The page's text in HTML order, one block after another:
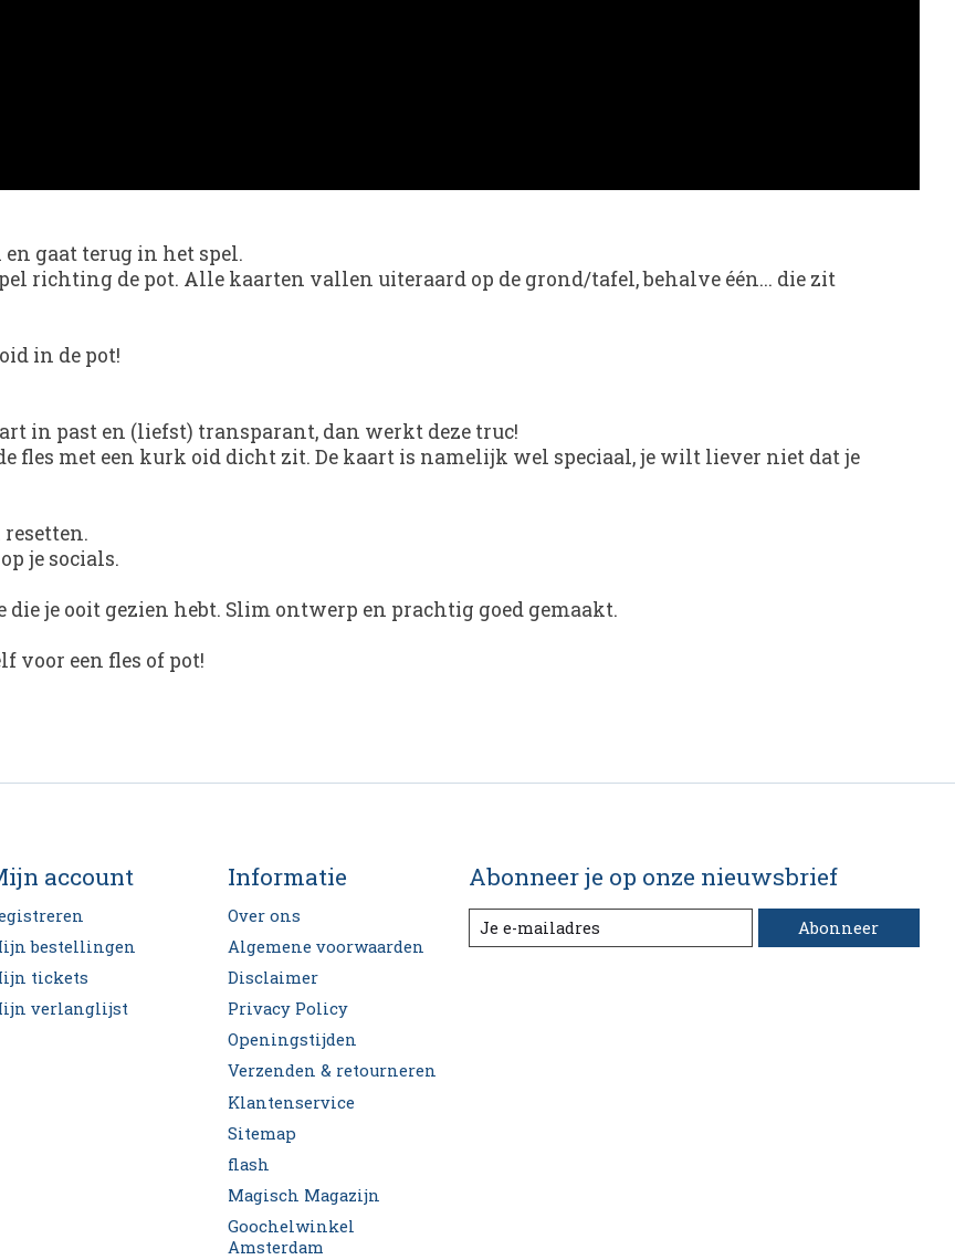
gaat terug in het spel.
richting de pot. Alle kaarten vallen uiteraard op de grond/tafel, behalve één... die zit
in de pot!
in past en (liefst) transparant, dan werkt deze truc!
fles met een kurk oid dicht zit. De kaart is namelijk wel speciaal, je wilt liever niet dat je
je socials.
je ooit gezien hebt. Slim ontwerp en prachtig goed gemaakt.
voor een fles of pot!
account
bestellingen
tickets
verlanglijst
Informatie
Over ons
Algemene voorwaarden
Disclaimer
Privacy Policy
Openingstijden
Verzenden & retourneren
Klantenservice
Sitemap
flash
Magisch Magazijn
Goochelwinkel
Amsterdam
Abonneer je op onze nieuwsbrief
Abonneer